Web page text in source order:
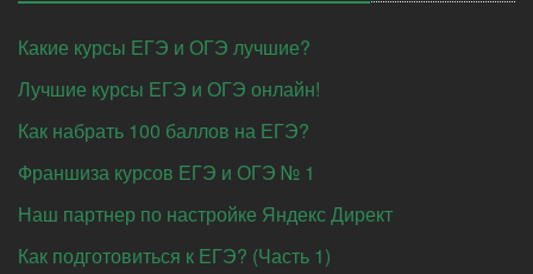
Какие курсы ЕГЭ и ОГЭ лучшие?
Лучшие курсы ЕГЭ и ОГЭ онлайн!
Как набрать 100 баллов на ЕГЭ?
Франшиза курсов ЕГЭ и ОГЭ № 1
Наш партнер по настройке Яндекс Директ
Как подготовиться к ЕГЭ? (Часть 1)